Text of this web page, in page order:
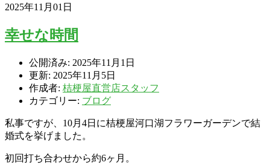
2025年11月01日
幸せな時間
公開済み: 2025年11月1日
更新: 2025年11月5日
作成者: 桔梗屋直営店スタッフ
カテゴリー: ブログ
私事ですが、10月4日に桔梗屋河口湖フラワーガーデンで結
婚式を挙げました。
初回打ち合わせから約6ヶ月。